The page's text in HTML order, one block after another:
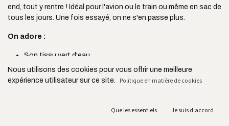
end, tout y rentre ! Idéal pour l'avion ou le train ou même en sac de
tous les jours. Une fois essayé, on ne s'en passe plus.
On adore :
Son tissu vert d'eau
Sa contenance de 24 litres
Ses deux poches extérieures : idéal pour y ranger ses billets,
sur une valise, ou rester fermée pour servir de poche
Nous utilisons des cookies pour vous offrir une meilleure
expérience utilisateur sur ce site.
Politique en matière de cookies
Que les essentiels Je suis d'accord